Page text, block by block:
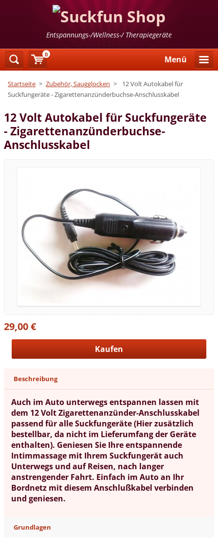
Entspannungs-/Wellness-/ Therapiegeräte
Menü
Startseite > Zubehör, Saugglocken >
12 Volt Autokabel für
Suckfungeräte - Zigarettenanzünderbuchse-Anschlusskabel
12 Volt Autokabel für Suckfungeräte
- Zigarettenanzünderbuchse-
Anschlusskabel
29,00 €
Beschreibung
Auch im Auto unterwegs entspannen lassen mit
dem 12 Volt Zigarettenanzünder-Anschlusskabel
passend für alle Suckfungeräte (Hier zusätzlich
bestellbar, da nicht im Lieferumfang der Geräte
enthalten). Geniesen Sie Ihre entspannende
Intimmassage mit Ihrem Suckfungerät auch
Unterwegs und auf Reisen, nach langer
anstrengender Fahrt. Einfach im Auto an Ihr
Bordnetz mit diesem Anschlußkabel verbinden
und geniesen.
Grundlagen
0